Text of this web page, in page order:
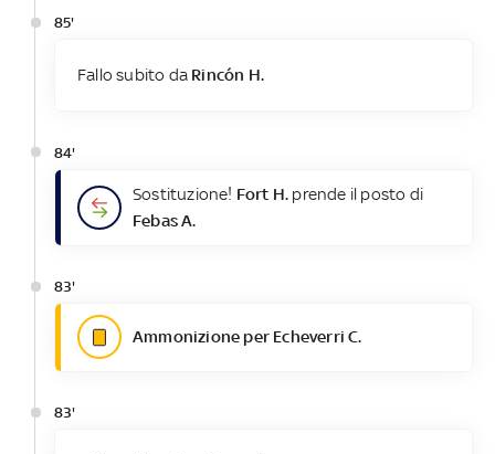
85'
Fallo subito da Rincón H.
84'
Sostituzione! Fort H. prende il posto di
Febas A.
83'
Ammonizione per Echeverri C.
83'